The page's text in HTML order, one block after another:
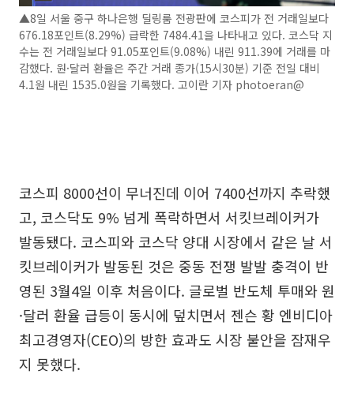
▲8일 서울 중구 하나은행 딜링룸 전광판에 코스피가 전 거래일보다
676.18포인트(8.29%) 급락한 7484.41을 나타내고 있다. 코스닥 지
수는 전 거래일보다 91.05포인트(9.08%) 내린 911.39에 거래를 마
감했다. 원·달러 환율은 주간 거래 종가(15시30분) 기준 전일 대비
4.1원 내린 1535.0원을 기록했다. 고이란 기자 photoeran@
코스피 8000선이 무너진데 이어 7400선까지 추락했
고, 코스닥도 9% 넘게 폭락하면서 서킷브레이커가
발동됐다. 코스피와 코스닥 양대 시장에서 같은 날 서
킷브레이커가 발동된 것은 중동 전쟁 발발 충격이 반
영된 3월4일 이후 처음이다. 글로벌 반도체 투매와 원
·달러 환율 급등이 동시에 덮치면서 젠슨 황 엔비디아
최고경영자(CEO)의 방한 효과도 시장 불안을 잠재우
지 못했다.